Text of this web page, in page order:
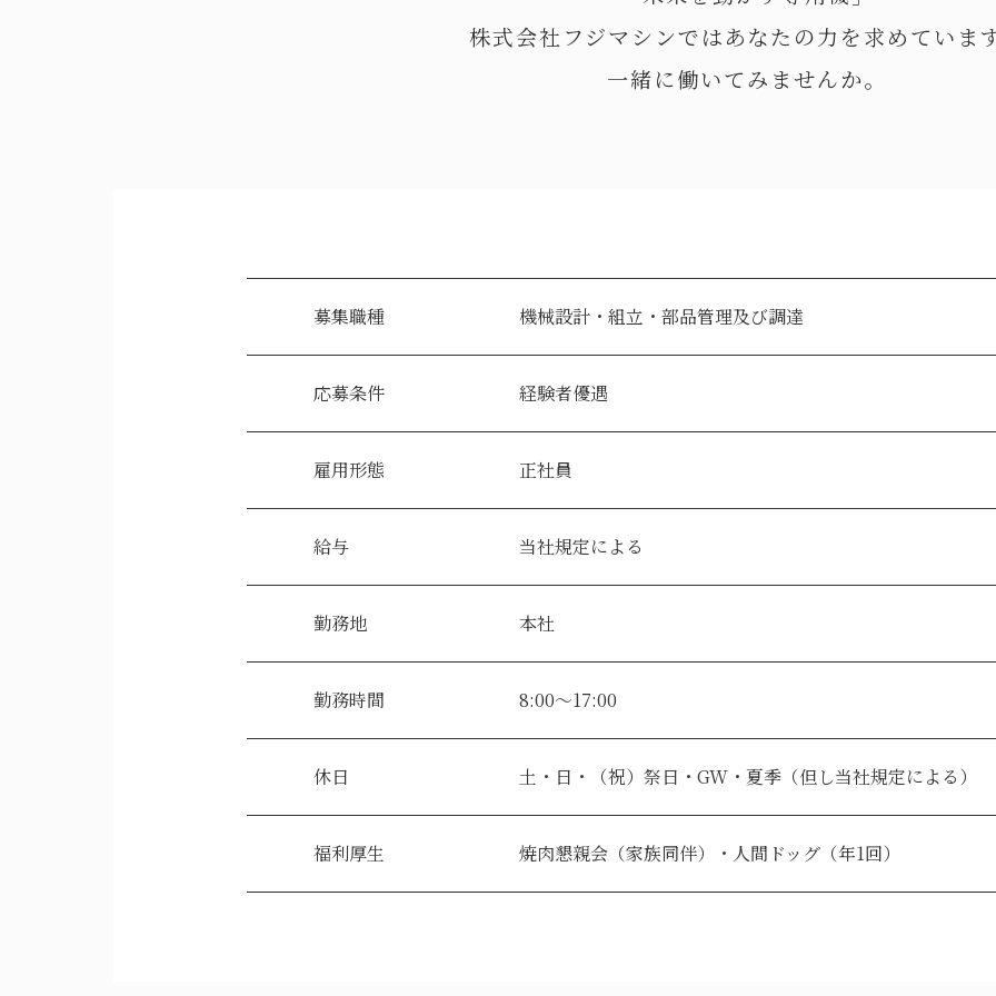
株式会社フジマシンではあなたの力を求めていま
一緒に働いてみませんか。
募集職種 機械設計・組立・部品管理及び調達
応募条件 経験者優遇
雇用形態 正社員
給与 当社規定による
勤務地 本社
勤務時間 8:00～17:00
休日 土・日・（祝）祭日・GW・夏季（但し当社規定による）
福利厚生 焼肉懇親会（家族同伴）・人間ドッグ（年1回）